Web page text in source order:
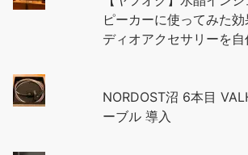
ピーカーに使ってみた
ディオアクセサリーを自
NORDOST沼 6本目
ーブル 導入